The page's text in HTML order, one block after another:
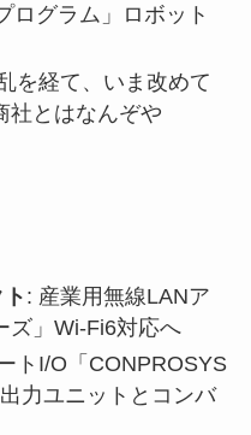
ログラム」ロボット
を経て、いま改めて
社とはなんぞや
: 産業用無線LANア
ズ」Wi-Fi6対応へ
トI/O「CONPROSYS
力ユニットとコンバ